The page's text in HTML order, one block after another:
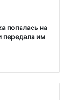
попалась на
передала им